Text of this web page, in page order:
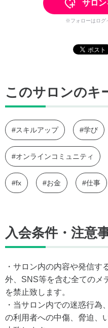
サロ
※フォローはログ
このサロンのキ
#スキルアップ #学び
#オンラインコミュニティ
#fx #お金 #仕事
入会条件・注意
・サロン内の内容や発信す
外、SNS等を含む全てのメ
を禁止致します。
・当サロン内での迷惑行為
の利用者への中傷、脅迫、